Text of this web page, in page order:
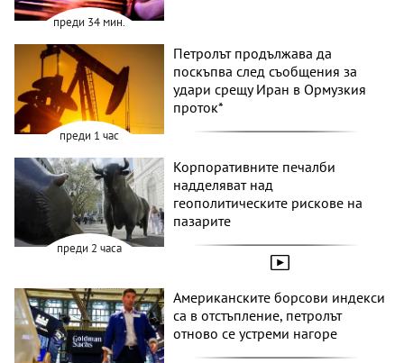
преди 34 мин.
преди 1 час
Петролът продължава да
поскъпва след съобщения за
удари срещу Иран в Ормузкия
проток*
преди 2 часа
Корпоративните печалби
надделяват над
геополитическите рискове на
пазарите
Американските борсови индекси
са в отстъпление, петролът
отново се устреми нагоре